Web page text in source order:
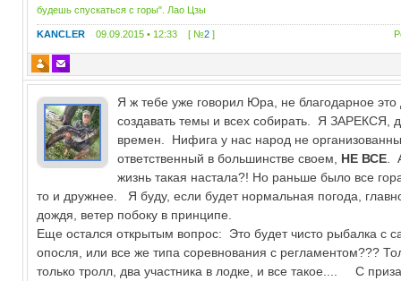
будешь спускаться с горы". Лао Цзы
KANCLER 09.09.2015 • 12:33 [ №2 ]
Я ж тебе уже говорил Юра, не благодарное это
создавать темы и всех собирать. Я ЗАРЕКСЯ,
времен. Нифига у нас народ не
ответственный в большинстве своем, НЕ ВСЕ .
жизнь такая настала?! Но раньше было все
то и дружнее. Я буду, если будет нормальная погода,
дождя, ветер побоку в принципе.
Еще остался открытым вопрос: Это будет чисто рыбалка с
опосля, или все же типа соревнования с регламентом???
только тролл, два участника в лодке, и все такое.... С